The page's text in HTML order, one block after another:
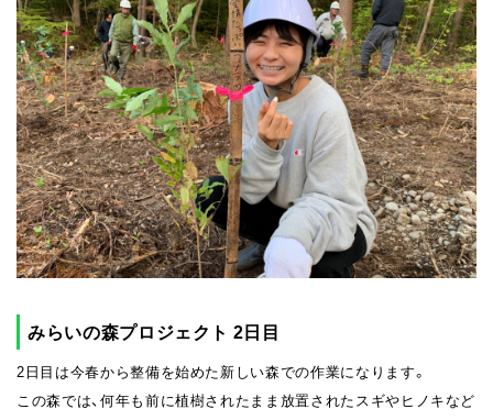
みらいの森プロジェクト 2日目
2日目は今春から整備を始めた新しい森での作業になります。
この森では、何年も前に植樹されたまま放置されたスギやヒノキなど